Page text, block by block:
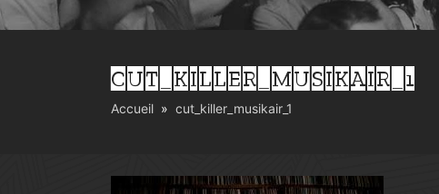
CUT_KILLER_MUSIKAIR_1
Accueil cut_killer_musikair_1